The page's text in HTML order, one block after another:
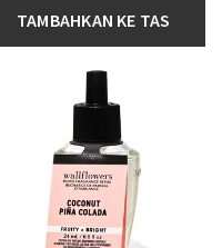
TAMBAHKAN KE TAS